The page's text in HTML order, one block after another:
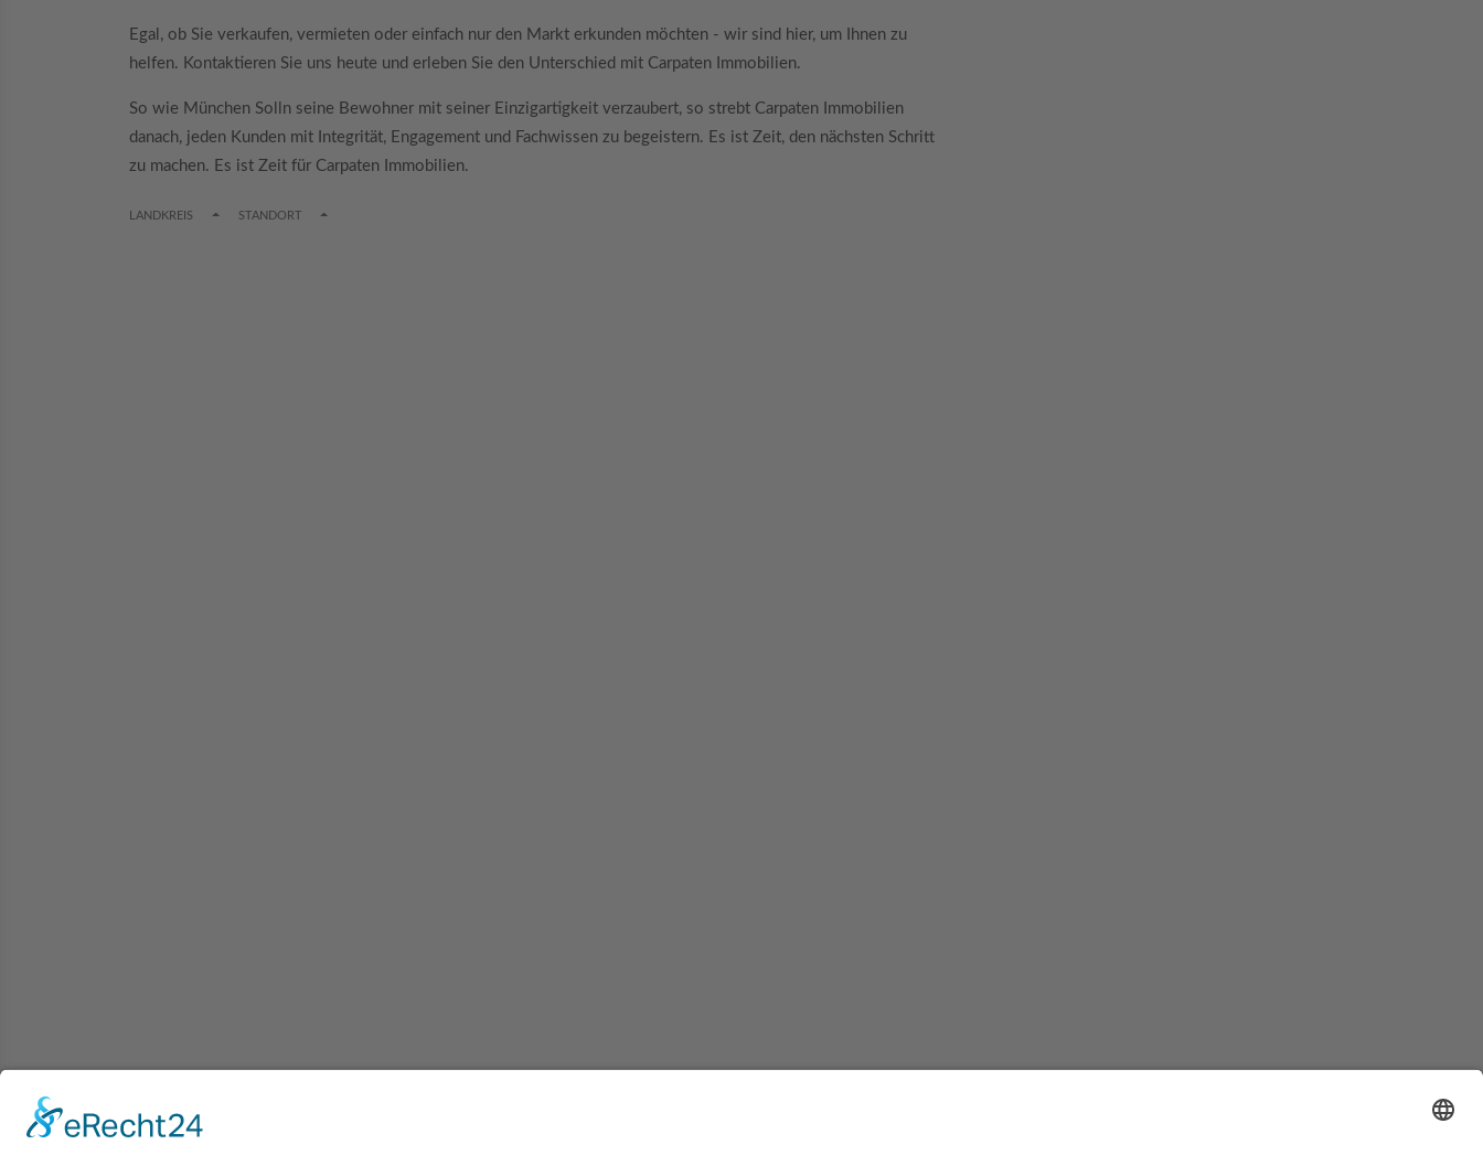
Egal, ob Sie verkaufen, vermieten oder einfach nur den Markt erkunden möchten - wir sind hier, um Ihnen zu
helfen. Kontaktieren Sie uns heute und erleben Sie den Unterschied mit Carpaten Immobilien.
So wie München Solln seine Bewohner mit seiner Einzigartigkeit verzaubert, so strebt Carpaten Immobilien
danach, jeden Kunden mit Integrität, Engagement und Fachwissen zu begeistern. Es ist Zeit, den nächsten Schritt
zu machen. Es ist Zeit für Carpaten Immobilien.
LANDKREIS TOGGLE DROPDOWN
STANDORT TOGGLE DROPDOWN